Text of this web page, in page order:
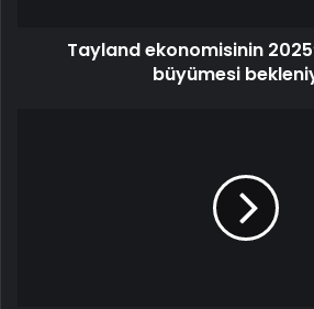
Tayland ekonomisinin
büyümesi